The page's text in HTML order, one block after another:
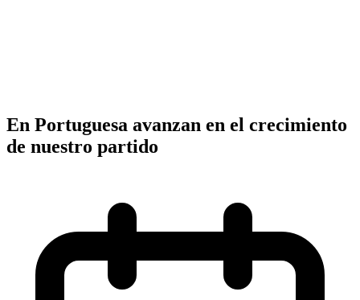
En Portuguesa avanzan en el crecimiento
de nuestro partido